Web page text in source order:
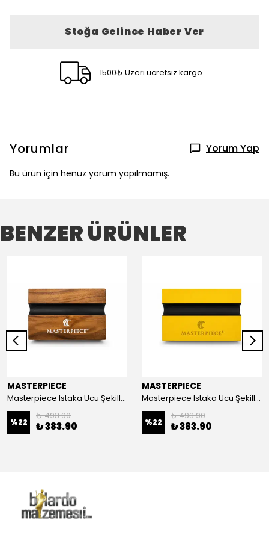
Stoğa Gelince Haber Ver
1500₺ Üzeri ücretsiz kargo
Yorumlar Yorum Yap
Bu ürün için henüz yorum yapılmamış.
BENZER ÜRÜNLER
MASTERPIECE
Masterpiece Istaka Ucu Şekillendirici Takoz - Ceviz Ağaç Desenli
%22
₺ 493.90
₺ 383.90
MASTERPIECE
Masterpiece Istaka Ucu Şekillendirici Takoz - Sarı
%22
₺ 493.90
₺ 383.90